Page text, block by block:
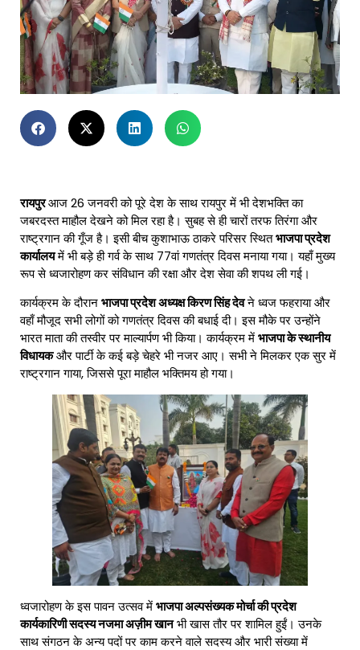
रायपुरआज 26 जनवरी को पूरे देश के साथ रायपुर में भी देशभक्ति का
जबरदस्त माहौल देखने को मिल रहा है। सुबह से ही चारों तरफ तिरंगा और
राष्ट्रगान की गूँज है। इसी बीच कुशाभाऊ ठाकरे परिसर स्थितभाजपा प्रदेश
कार्यालयमें भी बड़े ही गर्व के साथ 77वां गणतंत्र दिवस मनाया गया। यहाँ मुख्य
रूप से ध्वजारोहण कर संविधान की रक्षा और देश सेवा की शपथ ली गई।
कार्यक्रम के दौरानभाजपा प्रदेश अध्यक्ष किरण सिंह देवने ध्वज फहराया और
वहाँ मौजूद सभी लोगों को गणतंत्र दिवस की बधाई दी। इस मौके पर उन्होंने
भारत माता की तस्वीर पर माल्यार्पण भी किया। कार्यक्रम मेंभाजपा के स्थानीय
विधायकऔर पार्टी के कई बड़े चेहरे भी नजर आए। सभी ने मिलकर एक सुर में
राष्ट्रगान गाया, जिससे पूरा माहौल भक्तिमय हो गया।
ध्वजारोहण के इस पावन उत्सव मेंभाजपा अल्पसंख्यक मोर्चा की प्रदेश
कार्यकारिणी सदस्य नजमा अज़ीम खानभी खास तौर पर शामिल हुईं। उनके
साथ संगठन के अन्य पदों पर काम करने वाले सदस्य और भारी संख्या में